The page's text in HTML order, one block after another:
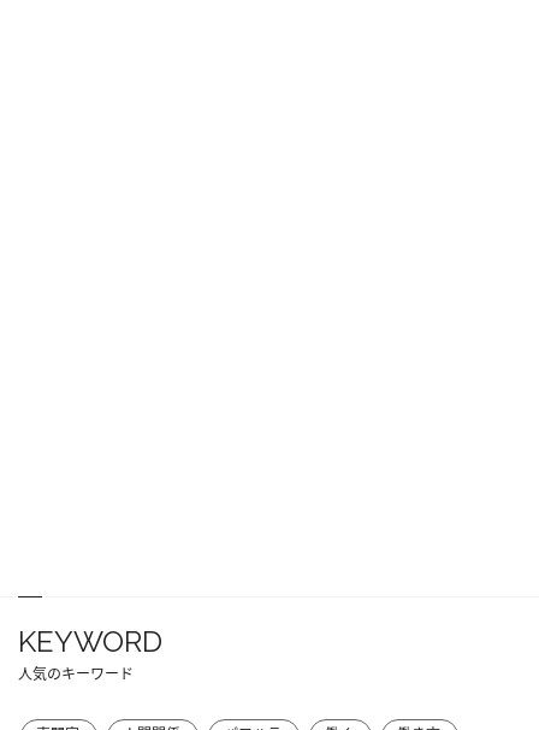
KEYWORD
人気のキーワード